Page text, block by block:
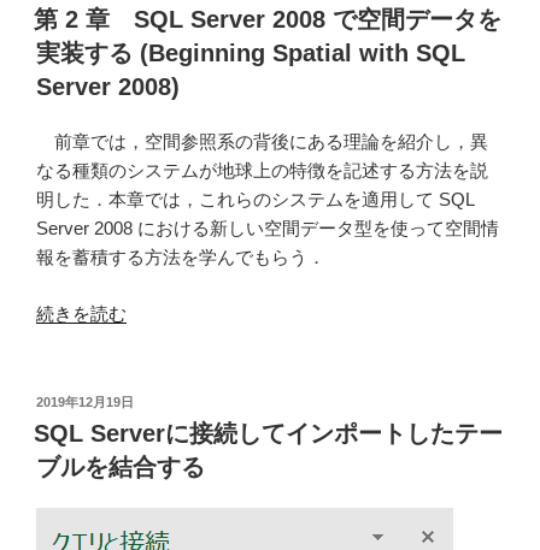
(1)
太
陽
光”
稿
日:
第 2 章 SQL Server 2008 で空間データを
実装する (Beginning Spatial with SQL
Server 2008)
前章では，空間参照系の背後にある理論を紹介し，異
なる種類のシステムが地球上の特徴を記述する方法を説
明した．本章では，これらのシステムを適用して SQL
Server 2008 における新しい空間データ型を使って空間情
報を蓄積する方法を学んでもらう．
“第
SQL
Server
2008
で
空
間
続きを読む
投
稿
日:
2019年12月19日
SQL Serverに接続してインポートしたテー
ブルを結合する